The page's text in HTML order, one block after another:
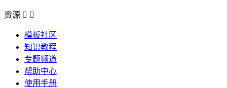
资源  
模板社区
知识教程
专题频道
帮助中心
使用手册